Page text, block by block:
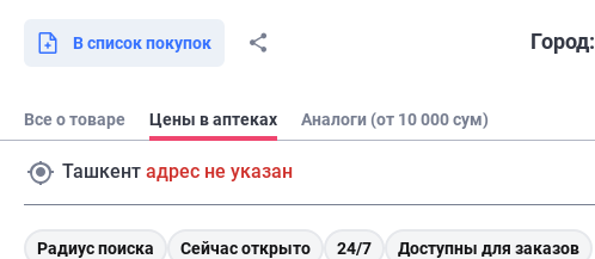
Город:
В список покупок
Все о товаре Цены в аптеках Аналоги (от 10 000 сум)
Ташкент адрес не указан
Радиус поиска Сейчас открыто 24/7 Доступны для заказов